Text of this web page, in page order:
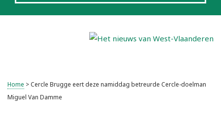
Home >Cercle Brugge eert deze namiddag betreurde Cercle-doelman
Miguel Van Damme